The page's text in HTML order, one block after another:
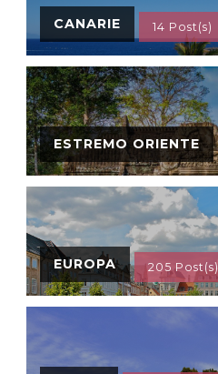
CANARIE 14 Post(s)
ESTREMO ORIENTE
EUROPA 205 Post(s)